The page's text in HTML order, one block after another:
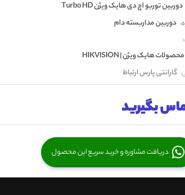
دوربین توربو اچ دی هایک ویژن Turbo HD
دوربین مداربسته دام
محصولات هایک ویژن | HIKVISION
گارانتی پارس ارتباط
بگیرید
دریافت مشاوره و خرید سریع این محصول